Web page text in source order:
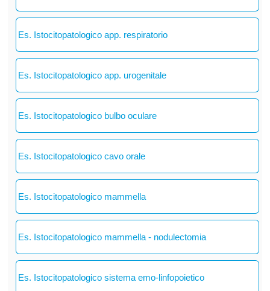
Es. Istocitopatologico app. respiratorio
Es. Istocitopatologico app. urogenitale
Es. Istocitopatologico bulbo oculare
Es. Istocitopatologico cavo orale
Es. Istocitopatologico mammella
Es. Istocitopatologico mammella - nodulectomia
Es. Istocitopatologico sistema emo-linfopoietico